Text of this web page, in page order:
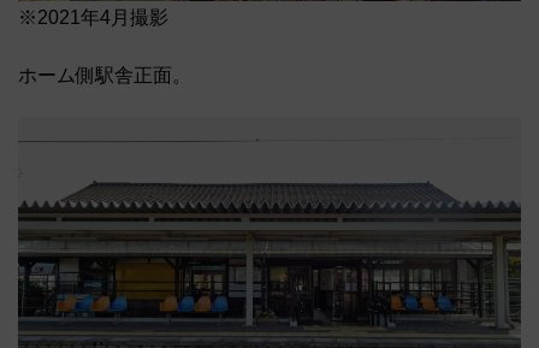
※2021年4月撮影
ホーム側駅舎正面。